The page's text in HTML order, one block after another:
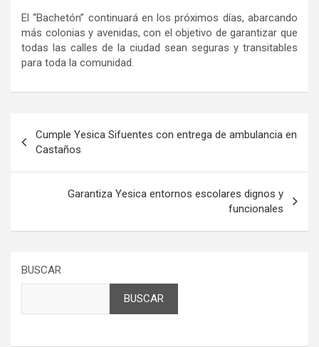
El “Bachetón” continuará en los próximos días, abarcando
más colonias y avenidas, con el objetivo de garantizar que
todas las calles de la ciudad sean seguras y transitables
para toda la comunidad.
de
entradas
Cumple Yesica Sifuentes con entrega de ambulancia en
Castaños
Garantiza Yesica entornos escolares dignos y
funcionales
BUSCAR
BUSCAR